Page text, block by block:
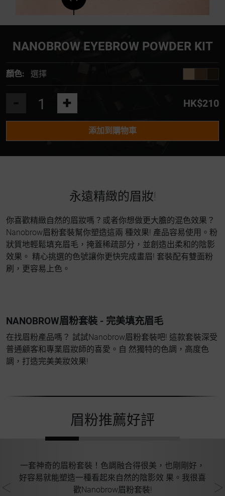
NANOBROW EYEBROW POWDER KIT
顏色: 選擇
+ HK$210
添加到購物車
永遠精緻的眉妝!
你喜歡精緻自然的眉妝嗎？或者你想做更大膽的混色效果？
Nanobrow眉粉套裝幫你塑造這兩 種效果! 產品容易使用。粉
狀質地輕鬆填充眉毛，掩蓋稀疏部分，並創造出柔和的陰影
效果。 精心挑選的色號讓你更快完成畫眉! 套裝配有雙面粉
刷，更容易上色。
NANOBROW眉粉套裝 - 完美填充眉毛
在找眉粉產品嗎？ 試試Nanobrow眉粉套裝吧! 這款套裝深受
普通顧客和專業眉妝師的喜愛。自 然獨特的色調，高度色
調，打造完美美妝效果!
眉粉推薦好評
一套神奇的眉粉套裝！色調融合得很美，也剛剛好，
好容易就能塑造一種看起來自然的陰影效 果。我很喜
歡Nanobrow眉粉套裝!